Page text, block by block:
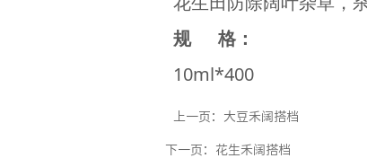
规 格：
10ml*400
上一页： 大豆禾阔搭档
下一页： 花生禾阔搭档